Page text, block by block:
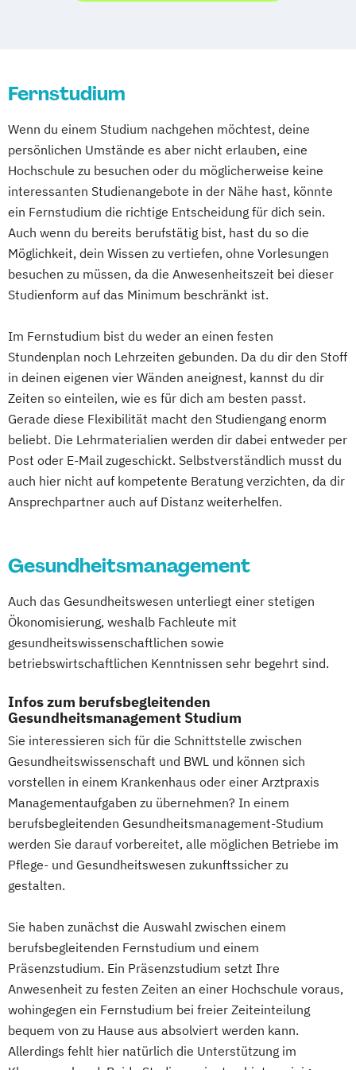
Heilverfahren
Pharmamanagement und
Pharmaproduktion
Physician Assistant Physiotherapie
Prozess- und Produktdesign Psychologie
Psychologie mit Schwerpunkt Klinische
Psychologie und Psychologisches
Empowerment
Psychosoziale Beratung in Sozialer Arbeit
Sozialmanagement
Tourismusmanagement UX-Design
Wirtschaftsinformatik
Wirtschaftsingenieurwesen (Teilzeit und
Vollzeit)
Wirtschaftsingenieurwesen mit
Schwerpunkt Nachhaltigkeit
Wirtschaftspsychologie
Wirtschaftsrecht
Aspekten
Medizinische Physik
Organisationsentwicklung
Psychologie kinderlicher Lern- und
Entwicklungsauffälligkeiten
Quantum Technologies
Schulmanagement
Software Engineering for Embedded
Systems
Sport- und Gesundheitstechnologie
Systemische Beratung
Unternehmenspraxis
Fernstudium
Wenn du einem Studium nachgehen möchtest, deine
persönlichen Umstände es aber nicht erlauben, eine
Hochschule zu besuchen oder du möglicherweise keine
interessanten Studienangebote in der Nähe hast, könnte
ein Fernstudium die richtige Entscheidung für dich sein.
Auch wenn du bereits berufstätig bist, hast du so die
Möglichkeit, dein Wissen zu vertiefen, ohne Vorlesungen
besuchen zu müssen, da die Anwesenheitszeit bei dieser
Studienform auf das Minimum beschränkt ist.
Im Fernstudium bist du weder an einen festen
Stundenplan noch Lehrzeiten gebunden. Da du dir den Stoff
in deinen eigenen vier Wänden aneignest, kannst du dir
Zeiten so einteilen, wie es für dich am besten passt.
Gerade diese Flexibilität macht den Studiengang enorm
beliebt. Die Lehrmaterialien werden dir dabei entweder per
Post oder E-Mail zugeschickt. Selbstverständlich musst du
auch hier nicht auf kompetente Beratung verzichten, da dir
Ansprechpartner auch auf Distanz weiterhelfen.
Gesundheitsmanagement
Auch das Gesundheitswesen unterliegt einer stetigen
Ökonomisierung, weshalb Fachleute mit
gesundheitswissenschaftlichen sowie
betriebswirtschaftlichen Kenntnissen sehr begehrt sind.
Infos zum berufsbegleitenden
Gesundheitsmanagement Studium
Sie interessieren sich für die Schnittstelle zwischen
Gesundheitswissenschaft und BWL und können sich
vorstellen in einem Krankenhaus oder einer Arztpraxis
Managementaufgaben zu übernehmen? In einem
berufsbegleitenden Gesundheitsmanagement-Studium
werden Sie darauf vorbereitet, alle möglichen Betriebe im
Pflege- und Gesundheitswesen zukunftssicher zu
gestalten.
Sie haben zunächst die Auswahl zwischen einem
berufsbegleitenden Fernstudium und einem
Präsenzstudium. Ein Präsenzstudium setzt Ihre
Anwesenheit zu festen Zeiten an einer Hochschule voraus,
wohingegen ein Fernstudium bei freier Zeiteinteilung
bequem von zu Hause aus absolviert werden kann.
Allerdings fehlt hier natürlich die Unterstützung im